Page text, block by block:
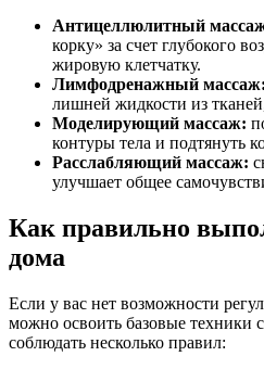
Антицеллюлитный
корку» за счет глубокого
жировую клетчатку.
Лимфодренажный массаж:
лишней жидкости из
Моделирующий массаж:
контуры тела и подтянуть
Расслабляющий массаж:
улучшает общее
Как правильно
дома
Если у вас нет возможности
можно освоить базовые техники
соблюдать несколько правил: